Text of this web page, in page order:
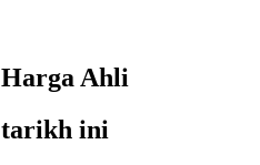
Ahli
tarikh ini